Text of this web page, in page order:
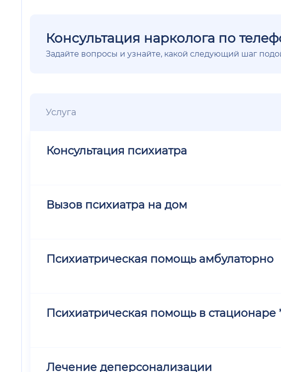
Консультация нарколога по
Задайте вопросы и узнайте, какой следующий шаг
Услуга
Консультация психиатра
Вызов психиатра на дом
Психиатрическая помощь амбулаторно
Психиатрическая помощь в стационаре
Лечение деперсонализации